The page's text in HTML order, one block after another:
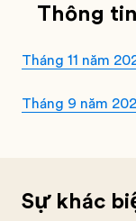
Thông
Tháng 11 năm
Tháng 9 năm
Sự khác